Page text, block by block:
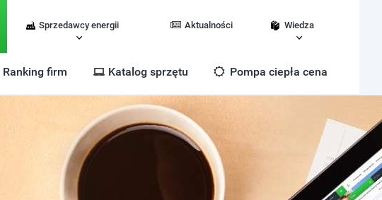
Sprzedawcy energii Aktualności Wiedza
Ranking firm Katalog sprzętu Pompa ciepła cena